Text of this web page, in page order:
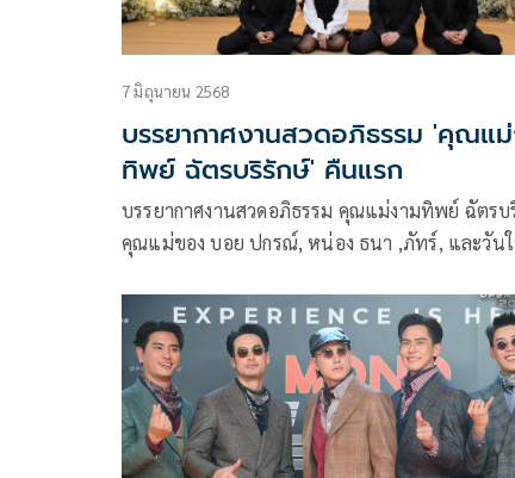
7 มิถุนายน 2568
บรรยากาศงานสวดอภิธรรม 'คุณแ
ทิพย์ ฉัตรบริรักษ์' คืนแรก
บรรยากาศงานสวดอภิธรรม คุณแม่งามทิพย์ ฉัตรบ
คุณแม่ของ บอย ปกรณ์, หน่อง ธนา ,ภัทร์, และวัน
มิถุนายน 2568 ด้วยอาการของโรคมะเร็ง หลังเข้า
รักษามาสักระยะหนึ่ง โดยมีลูก ๆ และครอบครัวคอย
กำลังใจและอยู่เคียงข้างตลอดเวลาที่คุณแม่ต่อสู้กับ
ร้าย